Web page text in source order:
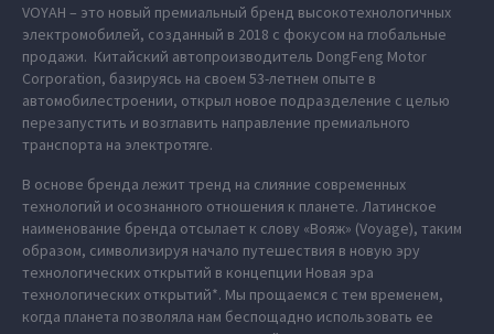
VOYAH – это новый премиальный бренд высокотехнологичных
электромобилей, созданный в 2018 с фокусом на глобальные
продажи. Китайский автопроизводитель DongFeng Motor
Corporation, базируясь на своем 53-летнем опыте в
автомобилестроении, открыл новое подразделение с целью
перезапустить и возглавить направление премиального
транспорта на электротяге.
В основе бренда лежит тренд на слияние современных
технологий и осознанного отношения к планете. Латинское
наименование бренда отсылает к слову «Вояж» (Voyage), таким
образом, символизируя начало путешествия в новую эру
технологических открытий в концепции Новая эра
технологических открытий*. Мы прощаемся с тем временем,
когда планета позволяла нам беспощадно использовать ее